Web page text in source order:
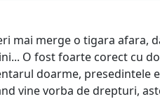
mai merge o tigara afara,
O fost foarte corect cu
doarme, presedintele
vine vorba de drepturi,